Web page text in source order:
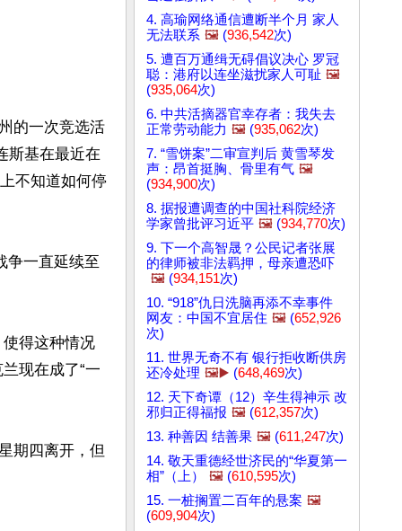
的一次竞选活
斯基在最近在
不知道如何停
争一直延续至
得这种情况
现在成了“一
期四离开，但
4. 高瑜网络通信遭断半个月 家人
无法联系 🖼️ (936,542次)
5. 遭百万通缉无碍倡议决心 罗冠
聪：港府以连坐滋扰家人可耻 🖼️
(935,064次)
6. 中共活摘器官幸存者：我失去
正常劳动能力 🖼️ (935,062次)
7. “雪饼案”二审宣判后 黄雪琴发
声：昂首挺胸、骨里有气 🖼️
(934,900次)
8. 据报遭调查的中国社科院经济
学家曾批评习近平 🖼️ (934,770次)
9. 下一个高智晟？公民记者张展
的律师被非法羁押，母亲遭恐​​吓
🖼️ (934,151次)
10. “918”仇日洗脑再添不幸事件
网友：中国不宜居住 🖼️ (652,926
次)
11. 世界无奇不有 银行拒收断供房
还冷处理 🖼️▶️ (648,469次)
12. 天下奇谭（12）辛生得神示 改
邪归正得福报 🖼️ (612,357次)
13. 种善因 结善果 🖼️ (611,247次)
14. 敬天重德经世济民的“华夏第一
相”（上）
🖼️ (610,595次)
15. 一桩搁置二百年的悬案 🖼️
(609,904次)